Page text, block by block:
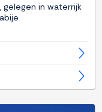
in waterrijk